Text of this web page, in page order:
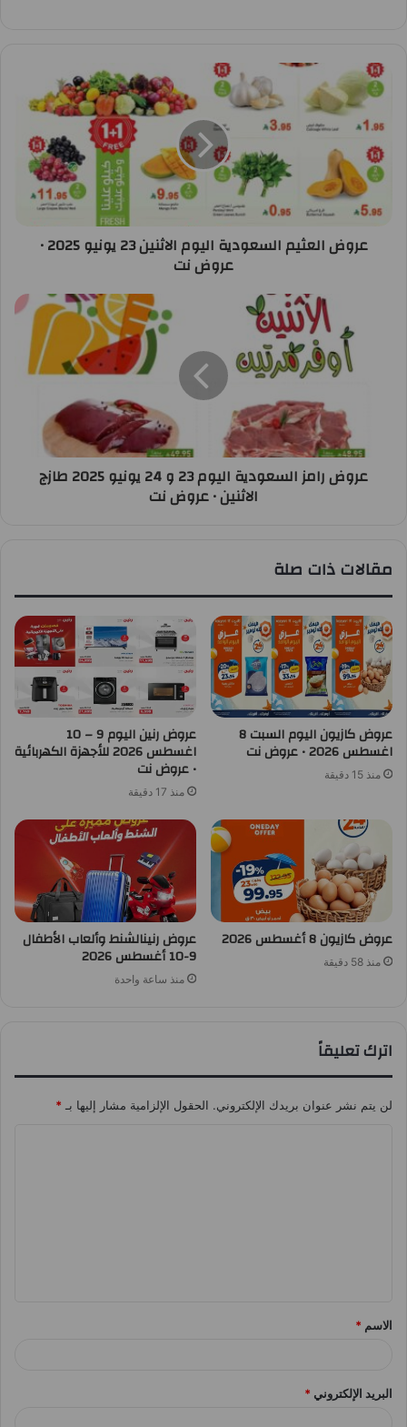
عروض العثيم السعودية اليوم الاثنين 23 يونيو 2025 •
عروض نت
عروض رامز السعودية اليوم 23 و 24 يونيو 2025 طازج
الاثنين • عروض نت
مقالات ذات صلة
عروض كازيون اليوم السبت 8
اغسطس 2026 • عروض نت
منذ 15 دقيقة
عروض رنين اليوم 9 – 10
اغسطس 2026 للأجهزة الكهربائية
• عروض نت
منذ 17 دقيقة
عروض كازيون 8 أغسطس 2026
منذ 58 دقيقة
عروض رنينالشنط وألعاب الأطفال
9-10 أغسطس 2026
منذ ساعة واحدة
اترك تعليقاً
لن يتم نشر عنوان بريدك الإلكتروني. الحقول الإلزامية مشار إليها بـ *
*
الاسم *
البريد الإلكتروني *